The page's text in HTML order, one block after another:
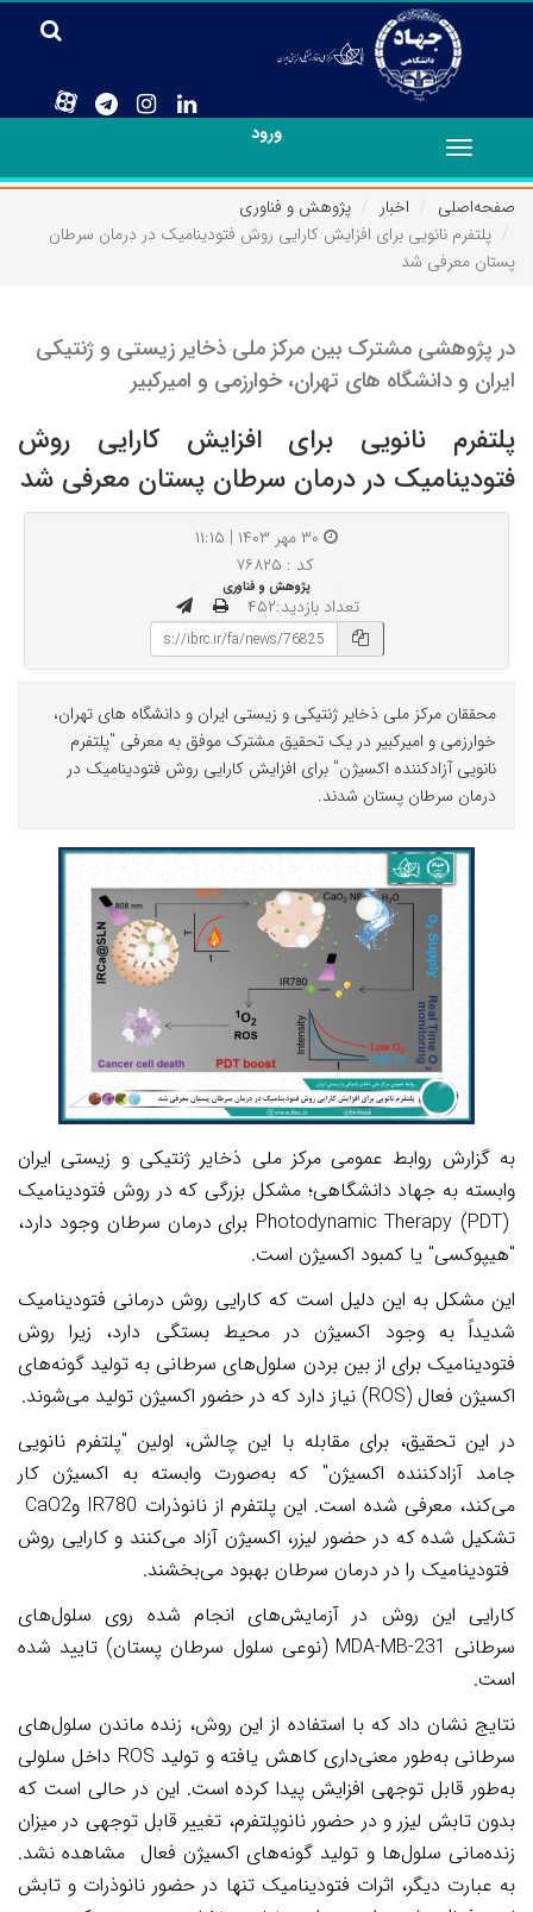
ورود
Toggle
navigation
صفحه‌اصلی
اخبار
پژوهش و فناوری
پلتفرم نانویی برای افزایش کارایی روش فتودینامیک در درمان سرطان
پستان معرفی شد
در پژوهشی مشترک بین مرکز ملی ذخایر زیستی و ژنتیکی
ایران و دانشگاه های تهران، خوارزمی و امیرکبیر
پلتفرم نانویی برای افزایش کارایی روش
فتودینامیک در درمان سرطان پستان معرفی شد
کد : ۷۶۸۲۵
پژوهش و فناوری
تعداد بازدید:۴۵۲
محققان مرکز ملی ذخایر ژنتیکی و زیستی ایران و دانشگاه های تهران،
خوارزمی و امیرکبیر در یک تحقیق مشترک موفق به معرفی "پلتفرم
نانویی آزادکننده اکسیژن" برای افزایش کارایی روش فتودینامیک در
درمان سرطان پستان شدند.
به گزارش روابط عمومی مرکز ملی ذخایر ژنتیکی و زیستی ایران
وابسته به جهاد دانشگاهی؛ مشکل بزرگی که در روش فتودینامیک
Photodynamic Therapy (PDT) برای درمان سرطان وجود دارد،
"هیپوکسی" یا کمبود اکسیژن است.
این مشکل به این دلیل است که کارایی روش درمانی فتودینامیک
شدیداً به وجود اکسیژن در محیط بستگی دارد، زیرا روش
فتودینامیک برای از بین بردن سلول‌های سرطانی به تولید گونه‌های
اکسیژن فعال (ROS) نیاز دارد که در حضور اکسیژن تولید می‌شوند.
در این تحقیق، برای مقابله با این چالش، اولین "پلتفرم نانویی
جامد آزادکننده اکسیژن" که به‌صورت وابسته به اکسیژن کار
می‌کند، معرفی شده است. این پلتفرم از نانوذرات IR780 وCaO2
تشکیل شده که در حضور لیزر، اکسیژن آزاد می‌کنند و کارایی روش
فتودینامیک را در درمان سرطان بهبود می‌بخشند.
کارایی این روش در آزمایش‌های انجام شده روی سلول‌های
سرطانیMDA-MB-231(نوعی سلول سرطان پستان) تایید شده
است.
نتایج نشان داد که با استفاده از این روش، زنده ماندن سلول‌های
سرطانی به‌طور معنی‌داری کاهش یافته و تولید ROS داخل سلولی
به‌طور قابل توجهی افزایش پیدا کرده است. این در حالی است که
بدون تابش لیزر و در حضور نانوپلتفرم، تغییر قابل توجهی در میزان
زنده‌مانی سلول‌ها و تولید گونه‌های اکسیژن فعال مشاهده نشد.
به عبارت دیگر، اثرات فتودینامیک تنها در حضور نانوذرات و تابش